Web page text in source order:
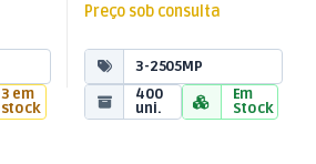
3 em
stock
Preço sob consulta
3-2505MP
400
uni.
Em
Stock